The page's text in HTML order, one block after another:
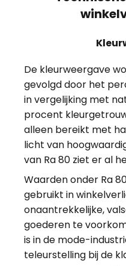
De kleurweergave
gevolgd door het
in vergelijking met
procent
alleen bereikt met
licht van
van Ra 80 ziet er al
Waarden onder Ra
gebruikt in
onaantrekkelijke,
goederen te
is in de mode-
teleurstelling bij de